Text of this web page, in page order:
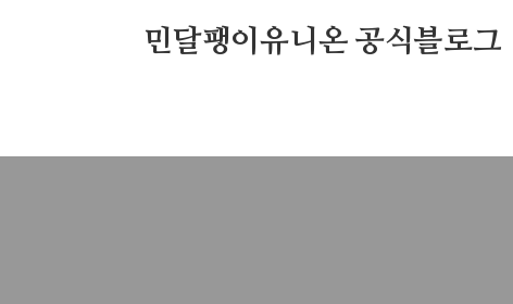
민달팽이유니온 공식블로그